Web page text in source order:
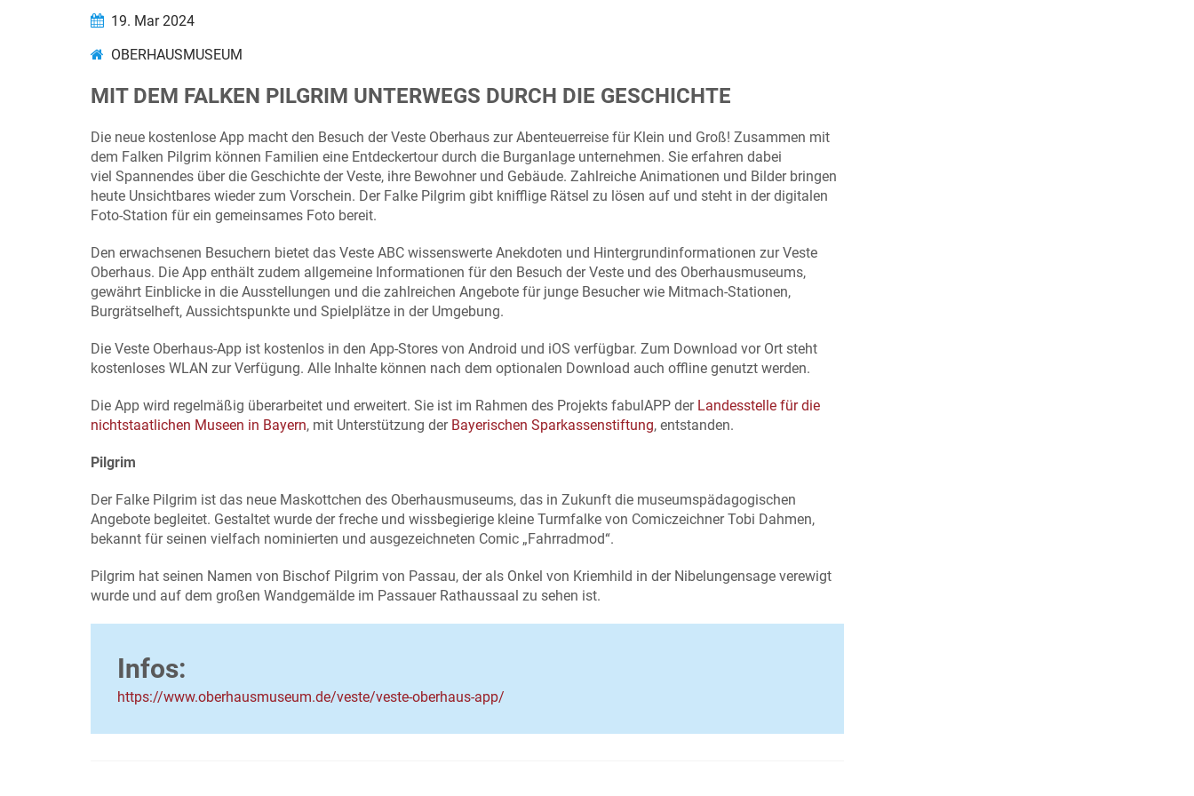
19. Mar 2024
OBERHAUSMUSEUM
MIT DEM FALKEN PILGRIM UNTERWEGS DURCH DIE GESCHICHTE
Die neue kostenlose App macht den Besuch der Veste Oberhaus zur Abenteuerreise für Klein und Groß! Zusammen mit
dem Falken Pilgrim können Familien eine Entdeckertour durch die Burganlage unternehmen. Sie erfahren dabei
viel Spannendes über die Geschichte der Veste, ihre Bewohner und Gebäude. Zahlreiche Animationen und Bilder bringen
heute Unsichtbares wieder zum Vorschein. Der Falke Pilgrim gibt knifflige Rätsel zu lösen auf und steht in der digitalen
Foto-Station für ein gemeinsames Foto bereit.
Den erwachsenen Besuchern bietet das Veste ABC wissenswerte Anekdoten und Hintergrundinformationen zur Veste
Oberhaus. Die App enthält zudem allgemeine Informationen für den Besuch der Veste und des Oberhausmuseums,
gewährt Einblicke in die Ausstellungen und die zahlreichen Angebote für junge Besucher wie Mitmach-Stationen,
Burgrätselheft, Aussichtspunkte und Spielplätze in der Umgebung.
Die Veste Oberhaus-App ist kostenlos in den App-Stores von Android und iOS verfügbar. Zum Download vor Ort steht
kostenloses WLAN zur Verfügung. Alle Inhalte können nach dem optionalen Download auch offline genutzt werden.
Die App wird regelmäßig überarbeitet und erweitert. Sie ist im Rahmen des Projekts fabulAPP der Landesstelle für die
nichtstaatlichen Museen in Bayern, mit Unterstützung der Bayerischen Sparkassenstiftung, entstanden.
Pilgrim
Der Falke Pilgrim ist das neue Maskottchen des Oberhausmuseums, das in Zukunft die museumspädagogischen
Angebote begleitet. Gestaltet wurde der freche und wissbegierige kleine Turmfalke von Comiczeichner Tobi Dahmen,
bekannt für seinen vielfach nominierten und ausgezeichneten Comic „Fahrradmod“.
Pilgrim hat seinen Namen von Bischof Pilgrim von Passau, der als Onkel von Kriemhild in der Nibelungensage verewigt
wurde und auf dem großen Wandgemälde im Passauer Rathaussaal zu sehen ist.
Infos:
https://www.oberhausmuseum.de/veste/veste-oberhaus-app/